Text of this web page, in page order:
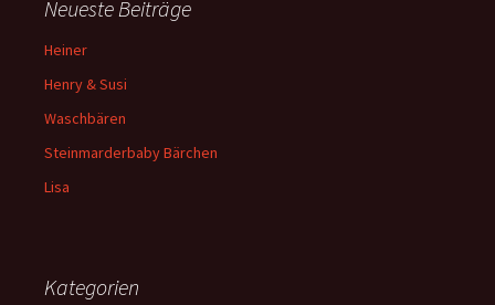
Neueste Beiträge
Heiner
Henry & Susi
Waschbären
Steinmarderbaby Bärchen
Lisa
Kategorien